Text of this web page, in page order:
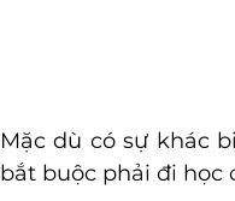
Mặc dù có sự khác
bắt buộc phải đi học